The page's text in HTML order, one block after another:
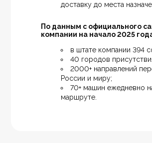
доставку до места
По данным с официального
компании на начало 2025
в штате компании 394
40 городов
2000+ направлений
России и миру;
70+ машин ежедневно
маршруте.